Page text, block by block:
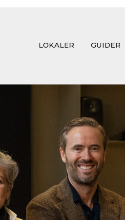
LOKALER GUIDER